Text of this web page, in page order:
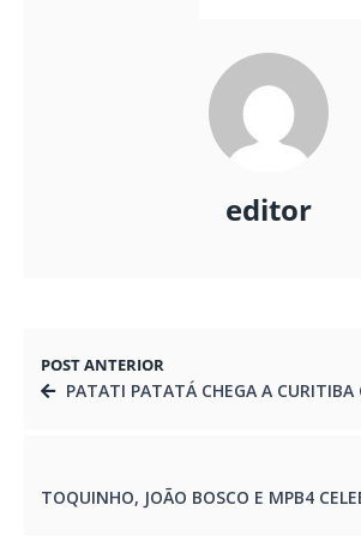
editor
POST ANTERIOR
PATATI PATATÁ CHEGA A CURITIBA COM A